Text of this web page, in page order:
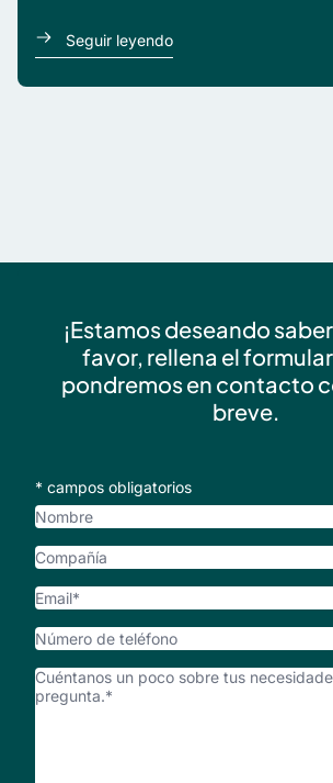
Seguir leyendoacerca de Alarmas
¡Estamos deseando
favor, rellena el
pondremos en contacto
breve.
* campos obligatorios
Nombre
Compañía
Email
Número
teléfono
¿Cómo
podemos